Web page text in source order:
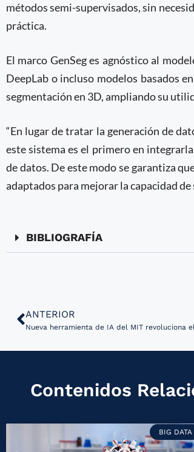
métodos semi-supervisados, sin
práctica.
El marco GenSeg es agnóstico al
DeepLab o incluso modelos basados
segmentación en 3D, ampliando su
“En lugar de tratar la generación de
este sistema es el primero en
de datos. De este modo se garantiza
adaptados para mejorar la capacidad
BIBLIOGRAFÍA
ANTERIOR
Nueva herramienta de IA del MIT revoluciona
Contenidos
BIG DATA